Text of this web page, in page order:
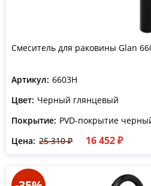
Смеситель для раковины Glan
Артикул: 6603H
Цвет: Черный глянцевый
Покрытие: PVD-покрытие
Цена: 25 310 ₽ 16 452 ₽